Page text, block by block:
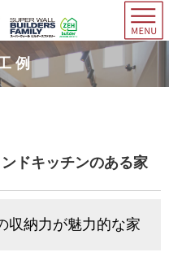
例
ドキッチンのある家
収納力が魅力的な家